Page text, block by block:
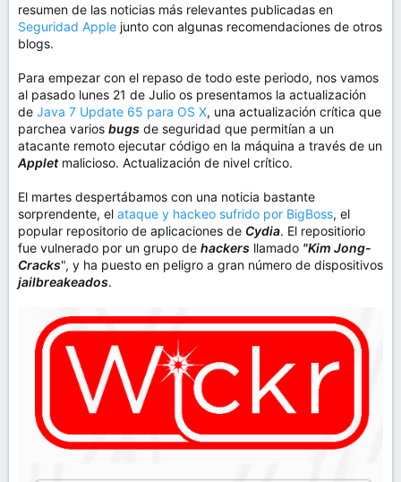
resumen de las noticias más relevantes publicadas en
Seguridad Apple junto con algunas recomendaciones de otros
blogs.
Para empezar con el repaso de todo este periodo, nos vamos
al pasado lunes 21 de Julio os presentamos la actualización
de Java 7 Update 65 para OS X, una actualización crítica que
parchea varios bugs de seguridad que permitían a un
atacante remoto ejecutar código en la máquina a través de un
Appletmalicioso. Actualización de nivel crítico.
El martes despertábamos con una noticia bastante
sorprendente, el ataque y hackeo sufrido por BigBoss, el
popular repositorio de aplicaciones de Cydia. El repositiorio
fue vulnerado por un grupo de hackers llamado "Kim Jong-
Cracks", y ha puesto en peligro a gran número de dispositivos
jailbreakeados.